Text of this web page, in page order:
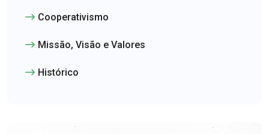
Cooperativismo
Missão, Visão e Valores
Histórico